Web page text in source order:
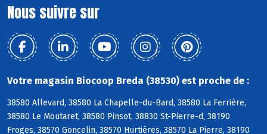
Nous suivre sur
Votre magasin Biocoop Breda (38530) est proche de :
38580 Allevard, 38580 La Chapelle-du-Bard, 38580 La Ferrière,
38580 Le Moutaret, 38580 Pinsot, 38830 St-Pierre-d, 38190
Froges, 38570 Goncelin, 38570 Hurtières, 38570 La Pierre, 38190